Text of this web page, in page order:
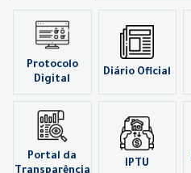
Protocolo
Digital
Diário Oficial
Portal da
IPTU